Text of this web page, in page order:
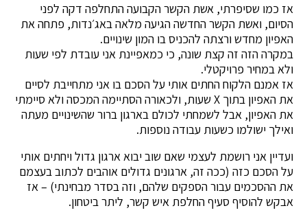
אז כמו שסיפרתי, אשת הקשר הקבועה התחלפה דקה לפני
הסיום, ואשת הקשר החדשה הגיעה מלאה באג׳נדות, פתחה את
האפיון מחדש ורצתה להכניס בו המון שינויים.
במקרה הזה זה קצת שונה, כי כמאפיינת אני עובדת לפי שעות
ולא במחיר פרויקטלי.
אז אמנם הלקוח החתים אותי על הסכם בו אני מתחייבת לסיים
את האפיון בתוך X שעות, ולכאורה הסתיימה המכסה ולא סיימתי
את האפיון, אבל לשמחתי לכולם בארגון ברור שהשינויים מעתה
ואילך ישולמו כשעות עבודה נוספות.
ועדיין אני רושמת לעצמי שאם שוב יבוא ארגון גדול ויחתים אותי
על הסכם כזה (ככה זה, ארגונים גדולים אוהבים לכתוב בעצמם
את ההסכמים עבור הספקים שלהם, וזה בסדר מבחינתי) – אז
אבקש להוסיף סעיף החלפת איש קשר, ליתר ביטחון.